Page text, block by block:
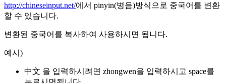
http://chineseinput.net/에서 pinyin(병음)방식으로 중국어를 변환
할 수 있습니다.
변환된 중국어를 복사하여 사용하시면 됩니다.
예시)
中文 을 입력하시려면 zhongwen을 입력하시고 space를